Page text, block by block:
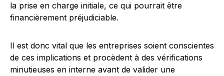
la prise en charge initiale, ce qui pourrait être
financièrement préjudiciable.
Il est donc vital que les entreprises soient conscientes
de ces implications et procèdent à des vérifications
minutieuses en interne avant de valider une